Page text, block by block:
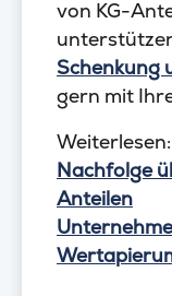
von KG-
Schenkung
gern mit
Weiterlesen:
Nachfolge
Anteilen